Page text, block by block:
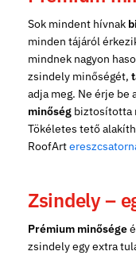
Sok mindent hívnak
minden tájáról
mindnek nagyon
zsindely minőségét,
adja meg. Ne érje be
minőség biztosította
Tökéletes tető
RoofArt
Zsindely –
Prémium minősége
zsindely egy extra